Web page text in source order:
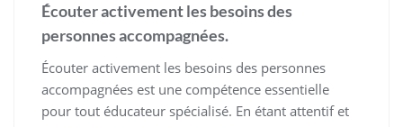
Écouter activement les besoins des
personnes accompagnées.
Écouter activement les besoins des personnes
accompagnées est une compétence essentielle
pour tout éducateur spécialisé. En étant attentif et